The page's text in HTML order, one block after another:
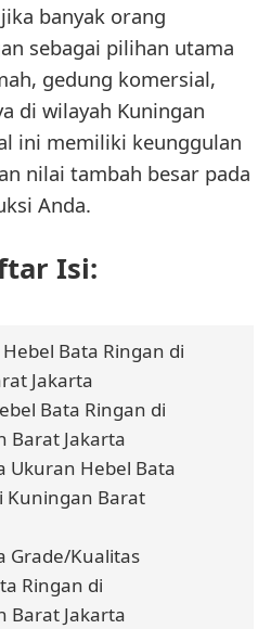
banyak orang
sebagai pilihan utama
gedung komersial,
di wilayah Kuningan
ini memiliki keunggulan
nilai tambah besar pada
Anda.
Isi:
Bata Ringan di
Jakarta
Bata Ringan di
Barat Jakarta
Ukuran Hebel Bata
Kuningan Barat
Grade/Kualitas
Ringan di
Barat Jakarta